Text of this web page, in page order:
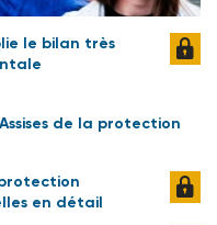
le bilan très
de la protection
en détail